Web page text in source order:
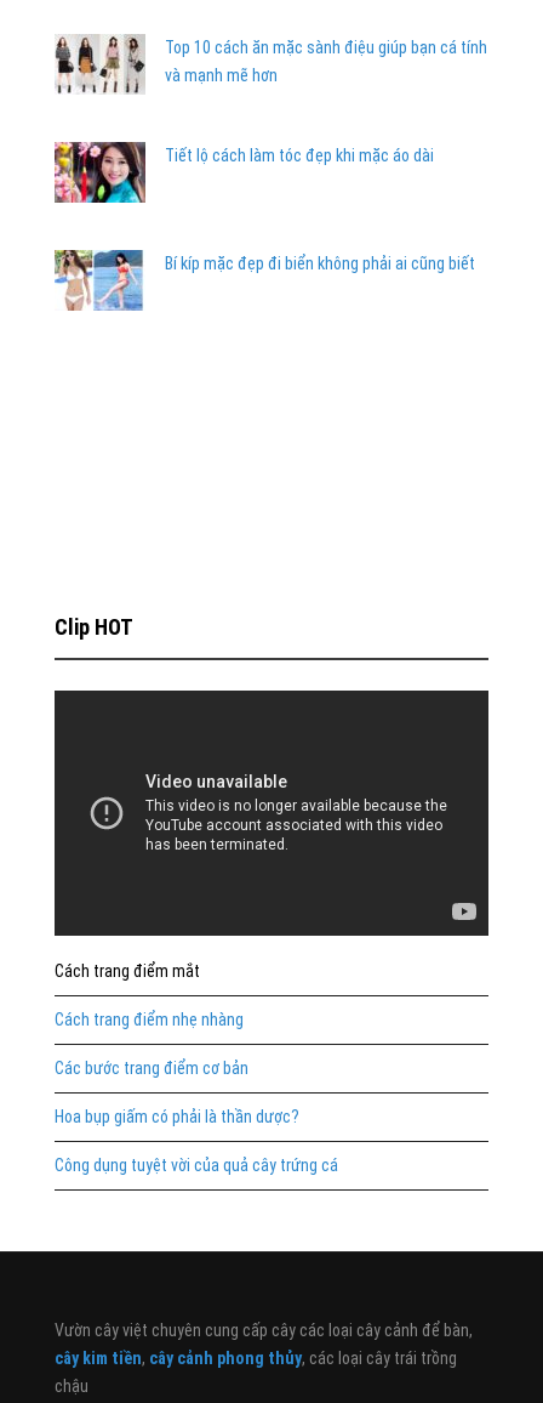
Top 10 cách ăn mặc sành điệu giúp bạn cá tính
và mạnh mẽ hơn
Tiết lộ cách làm tóc đẹp khi mặc áo dài
Bí kíp mặc đẹp đi biển không phải ai cũng biết
Clip HOT
Cách trang điểm mắt
Cách trang điểm nhẹ nhàng
Các bước trang điểm cơ bản
Hoa bụp giấm có phải là thần dược?
Công dụng tuyệt vời của quả cây trứng cá
Vườn cây việt chuyên cung cấp cây các loại cây cảnh để bàn,
cây kim tiền, cây cảnh phong thủy, các loại cây trái trồng
chậu